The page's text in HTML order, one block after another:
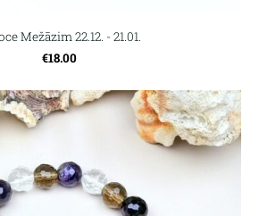
Mežāzim 22.12. - 21.01.
€18.00